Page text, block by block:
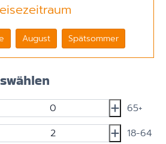
August Spätsommer
65+
18-64